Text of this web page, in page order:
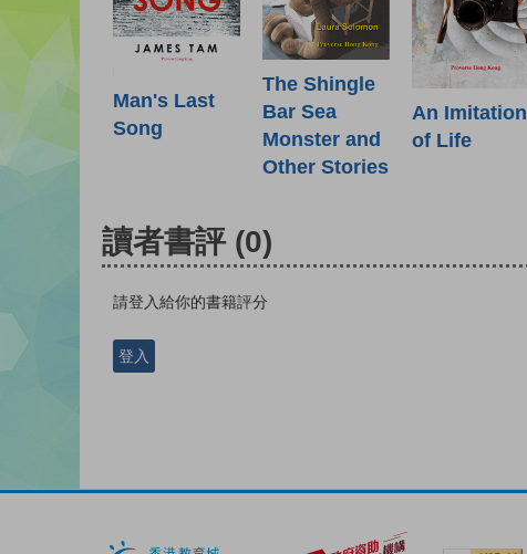
Man's Last
Song
The Shingle
Bar Sea
Monster and
Other Stories
An Imitation
of Life
讀者書評 (0)
請登入給你的書籍評分
登入